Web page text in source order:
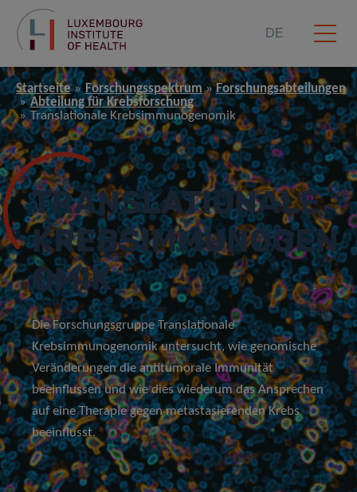
DE
Startseite Forschungsspektrum
Forschungsabteilungen
Abteilung für Krebsforschung
Translationale Krebsimmunogenomik
TRANSLATIONALE
KREBSIMMUNOGEN
OMIK
Die Forschungsgruppe Translationale
Krebsimmunogenomik untersucht, wie genomische
Veränderungen die antitumorale Immunität
beeinflussen und wie dies wiederum das Ansprechen
auf eine Therapie gegen metastasierenden Krebs
beeinflusst.